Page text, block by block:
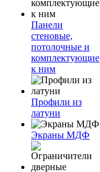
Панели
стеновые,
потолочные и
комплектующие
к ним
Профили из
латуни
Экраны МДФ